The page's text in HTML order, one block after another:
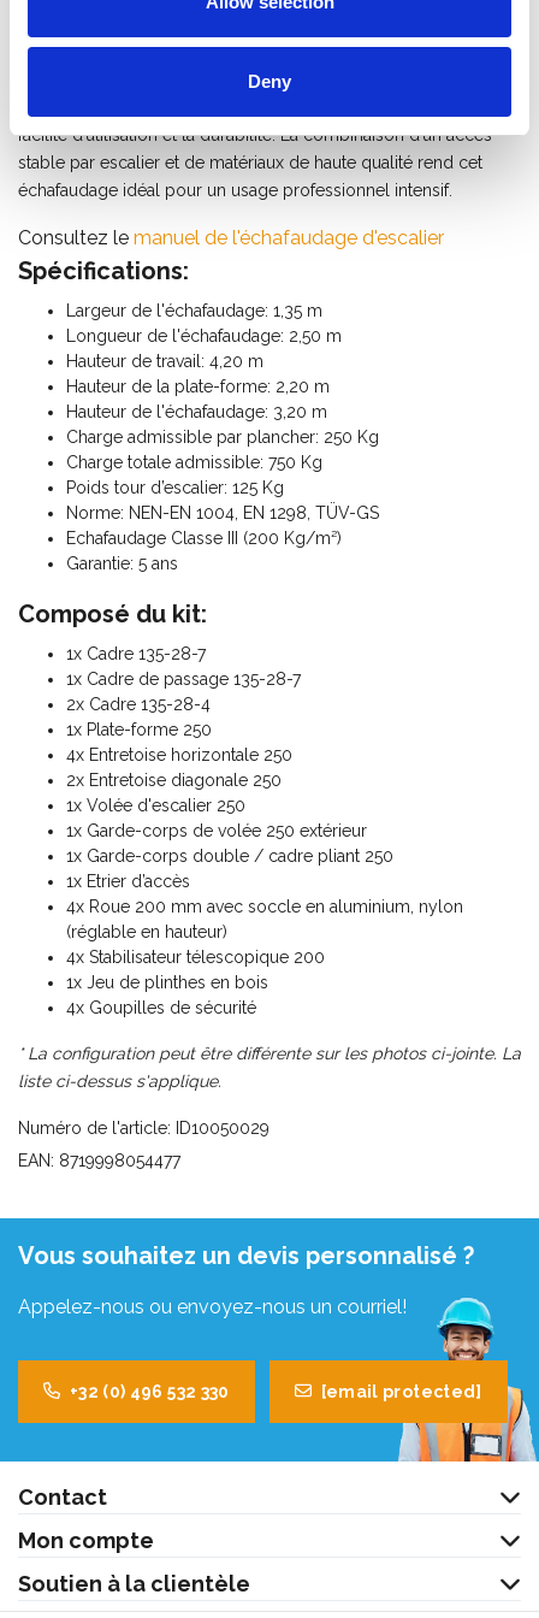
Deny
facilité d’utilisation et la durabilité. La combinaison d’un accès
stable par escalier et de matériaux de haute qualité rend cet
échafaudage idéal pour un usage professionnel intensif.
Consultez le manuel de l'échafaudage d'escalier
Spécifications:
Largeur de l'échafaudage: 1,35 m
Longueur de l'échafaudage: 2,50 m
Hauteur de travail: 4,20 m
Hauteur de la plate-forme: 2,20 m
Hauteur de l'échafaudage: 3,20 m
Charge admissible par plancher: 250 Kg
Charge totale admissible: 750 Kg
Poids tour d’escalier: 125 Kg
Norme: NEN-EN 1004, EN 1298, TÜV-GS
Echafaudage Classe III (200 Kg/m²)
Garantie: 5 ans
Composé du kit:
1x Cadre 135-28-7
1x Cadre de passage 135-28-7
2x Cadre 135-28-4
1x Plate-forme 250
4x Entretoise horizontale 250
2x Entretoise diagonale 250
1x Volée d'escalier 250
1x Garde-corps de volée 250 extérieur
1x Garde-corps double / cadre pliant 250
1x Etrier d’accès
4x Roue 200 mm avec soccle en aluminium, nylon
(réglable en hauteur)
4x Stabilisateur télescopique 200
1x Jeu de plinthes en bois
4x Goupilles de sécurité
* La configuration peut être différente sur les photos ci-jointe. La
liste ci-dessus s'applique.
Numéro de l'article: ID10050029
EAN: 8719998054477
Vous souhaitez un devis personnalisé ?
Appelez-nous ou envoyez-nous un courriel!
+32 (0) 496 532 330 [email protected]
Contact
Mon compte
Soutien à la clientèle